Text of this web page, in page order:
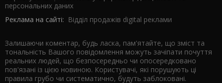
персональних даних
Реклама на сайті: Відділ продажів digital реклами
Залишаючи коментар, будь ласка, пам'ятайте, що зміст та
тональність Вашого повідомлення можуть зачіпати почуття
реальних людей, що безпосередньо чи опосередковано
пов'язані із цією новиною. Користувачі, які порушують ці
правила грубо чи систематично, будуть заблоковані.